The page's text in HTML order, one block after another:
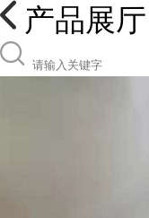
产品展厅